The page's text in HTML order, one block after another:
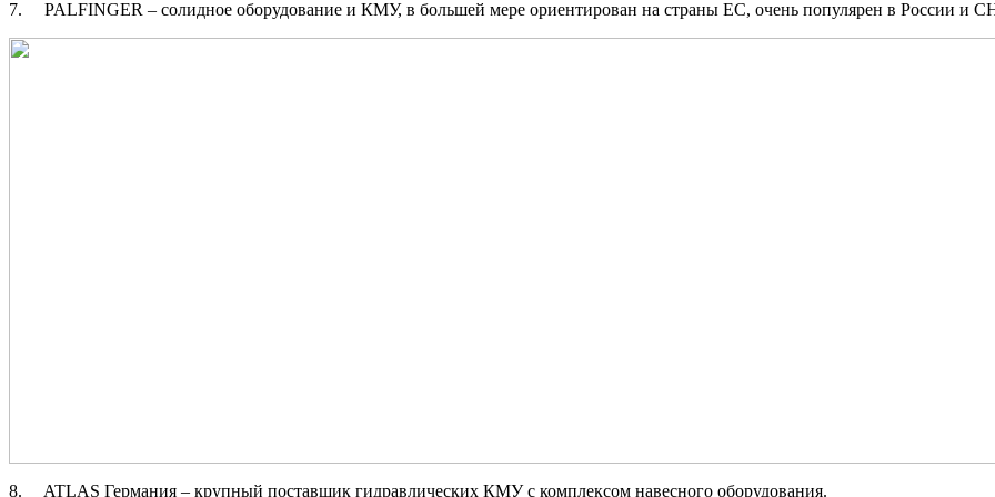
7. PALFINGER – солидное оборудование и КМУ, в большей мере ориентирован на страны ЕС, очень популярен в России и
8. ATLAS Германия – крупный поставщик гидравлических КМУ с комплексом навесного оборудования.